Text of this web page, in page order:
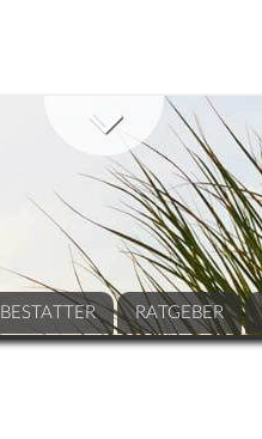
BESTATTER RATGEBER